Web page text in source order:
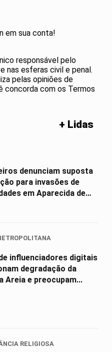
em sua conta!
responsável pelo
nas esferas civil e penal.
pelas opiniões de
concorda com os Termos
+ Lidas
denunciam suposta
para invasões de
em Aparecida de
influenciadores digitais
degradação da
Areia e preocupam...
RELIGIOSA